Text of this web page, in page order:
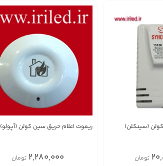
(سینکلن)
تومان
ریموت اعلام حریق سین کولن (آپولو)
2,280,000 تومان